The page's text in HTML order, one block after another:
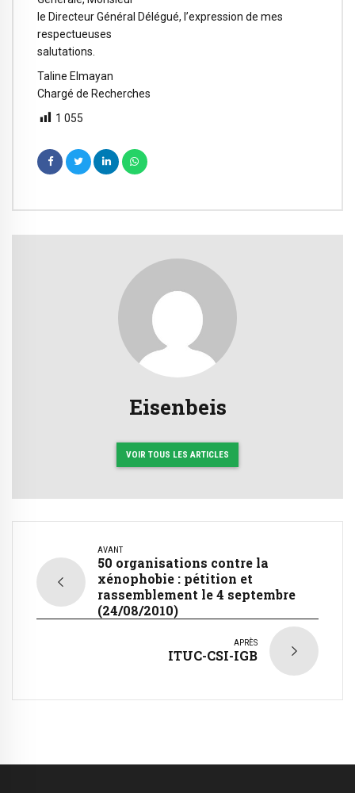
le Directeur Général Délégué, l’expression de mes
respectueuses
salutations.
Taline Elmayan
Chargé de Recherches
1 055
Eisenbeis
VOIR TOUS LES ARTICLES
AVANT
50 organisations contre la
xénophobie : pétition et
rassemblement le 4 septembre
(24/08/2010)
APRÈS
ITUC-CSI-IGB